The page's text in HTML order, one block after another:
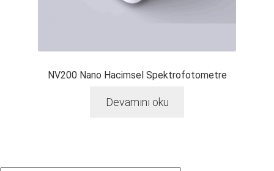
NV200 Nano Hacimsel Spektrofotometre
Devamını oku